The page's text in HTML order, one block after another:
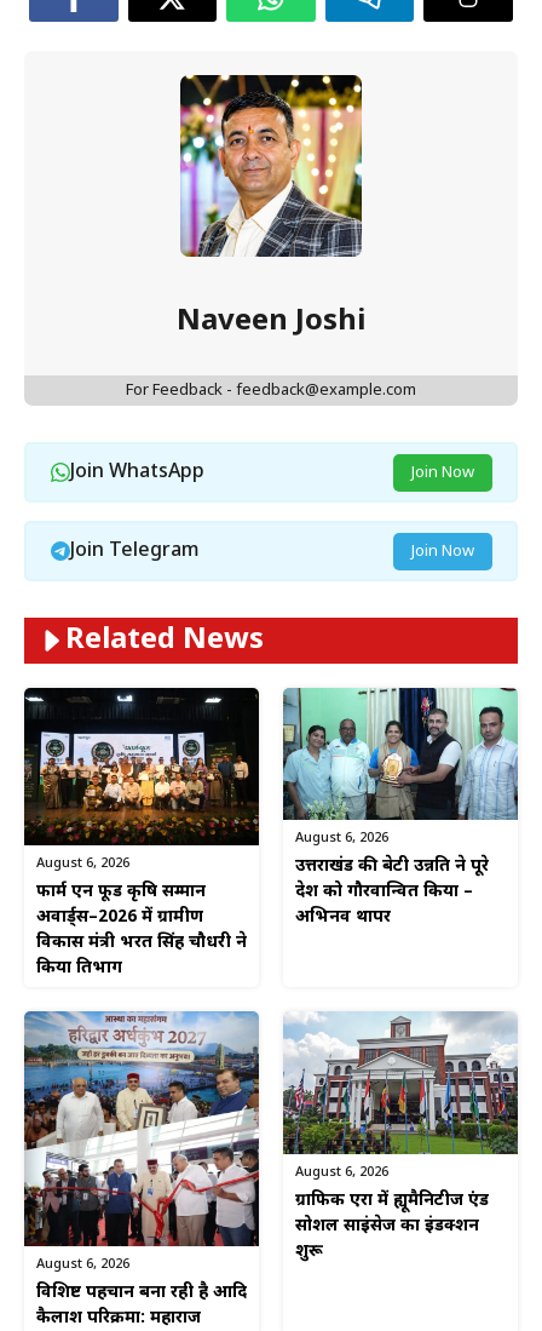
Naveen Joshi
For Feedback - feedback@example.com
Join WhatsApp Join Now
Join Telegram Join Now
Related News
August 6, 2026
फार्म एन फूड कृषि सम्मान
अवार्ड्स–2026 में ग्रामीण
विकास मंत्री भरत सिंह चौधरी ने
किया प्रतिभाग
August 6, 2026
उत्तराखंड की बेटी उन्नति ने पूरे
प्रदेश को गौरवान्वित किया –
अभिनव थापर
August 6, 2026
विशिष्ट पहचान बना रही है आदि
कैलाश परिक्रमा: महाराज
August 6, 2026
ग्राफिक एरा में ह्यूमैनिटीज एंड
सोशल साइंसेज का इंडक्शन
शुरू